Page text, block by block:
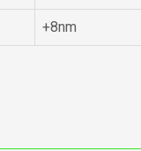
+8nm